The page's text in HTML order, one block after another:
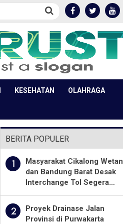
KESEHATAN OLAHRAGA
BERITA POPULER
1
Masyarakat Cikalong Wetan
dan Bandung Barat Desak
Interchange Tol Segera
2
Proyek Drainase Jalan
Provinsi di Purwakarta